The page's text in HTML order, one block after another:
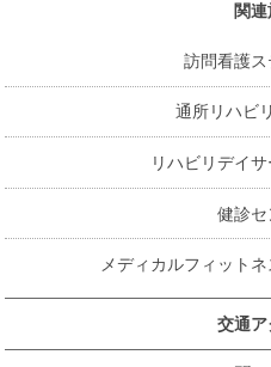
関
訪問看護
通所リハビ
リハビリデイ
健診セ
メディカルフィット
交通ア